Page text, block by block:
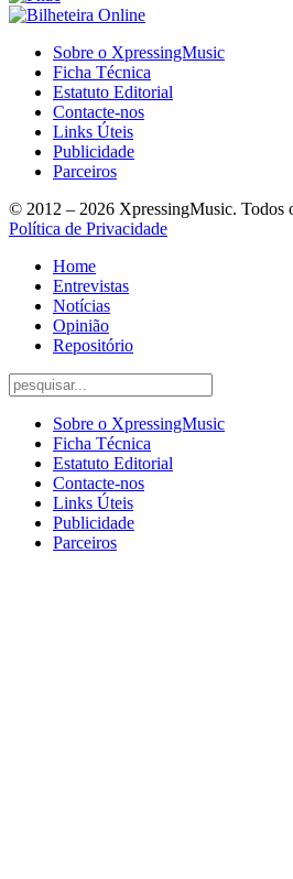
Sobre o XpressingMusic
Ficha Técnica
Estatuto Editorial
Contacte-nos
Links Úteis
Publicidade
Parceiros
© 2012 – 2026 XpressingMusic. Todos
Política de Privacidade
Home
Entrevistas
Notícias
Opinião
Repositório
Sobre o XpressingMusic
Ficha Técnica
Estatuto Editorial
Contacte-nos
Links Úteis
Publicidade
Parceiros